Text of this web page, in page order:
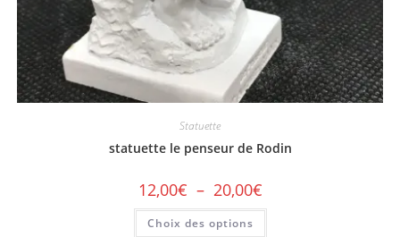
Statuette
statuette le penseur de Rodin
12,00€ – 20,00€
Choix des options
PAIEMENT 100% SECURISE ( PAYPAL ET STRIPE )